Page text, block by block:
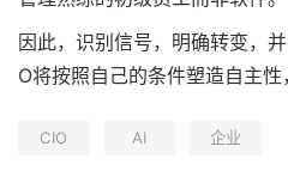
因此，识别信号，明确转变，
O将按照自己的条件塑造自主性
CIO AI 企业